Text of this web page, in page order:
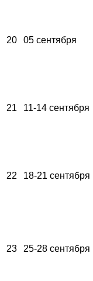
20 05 сентября
21 11-14 сентября
22 18-21 сентября
23 25-28 сентября